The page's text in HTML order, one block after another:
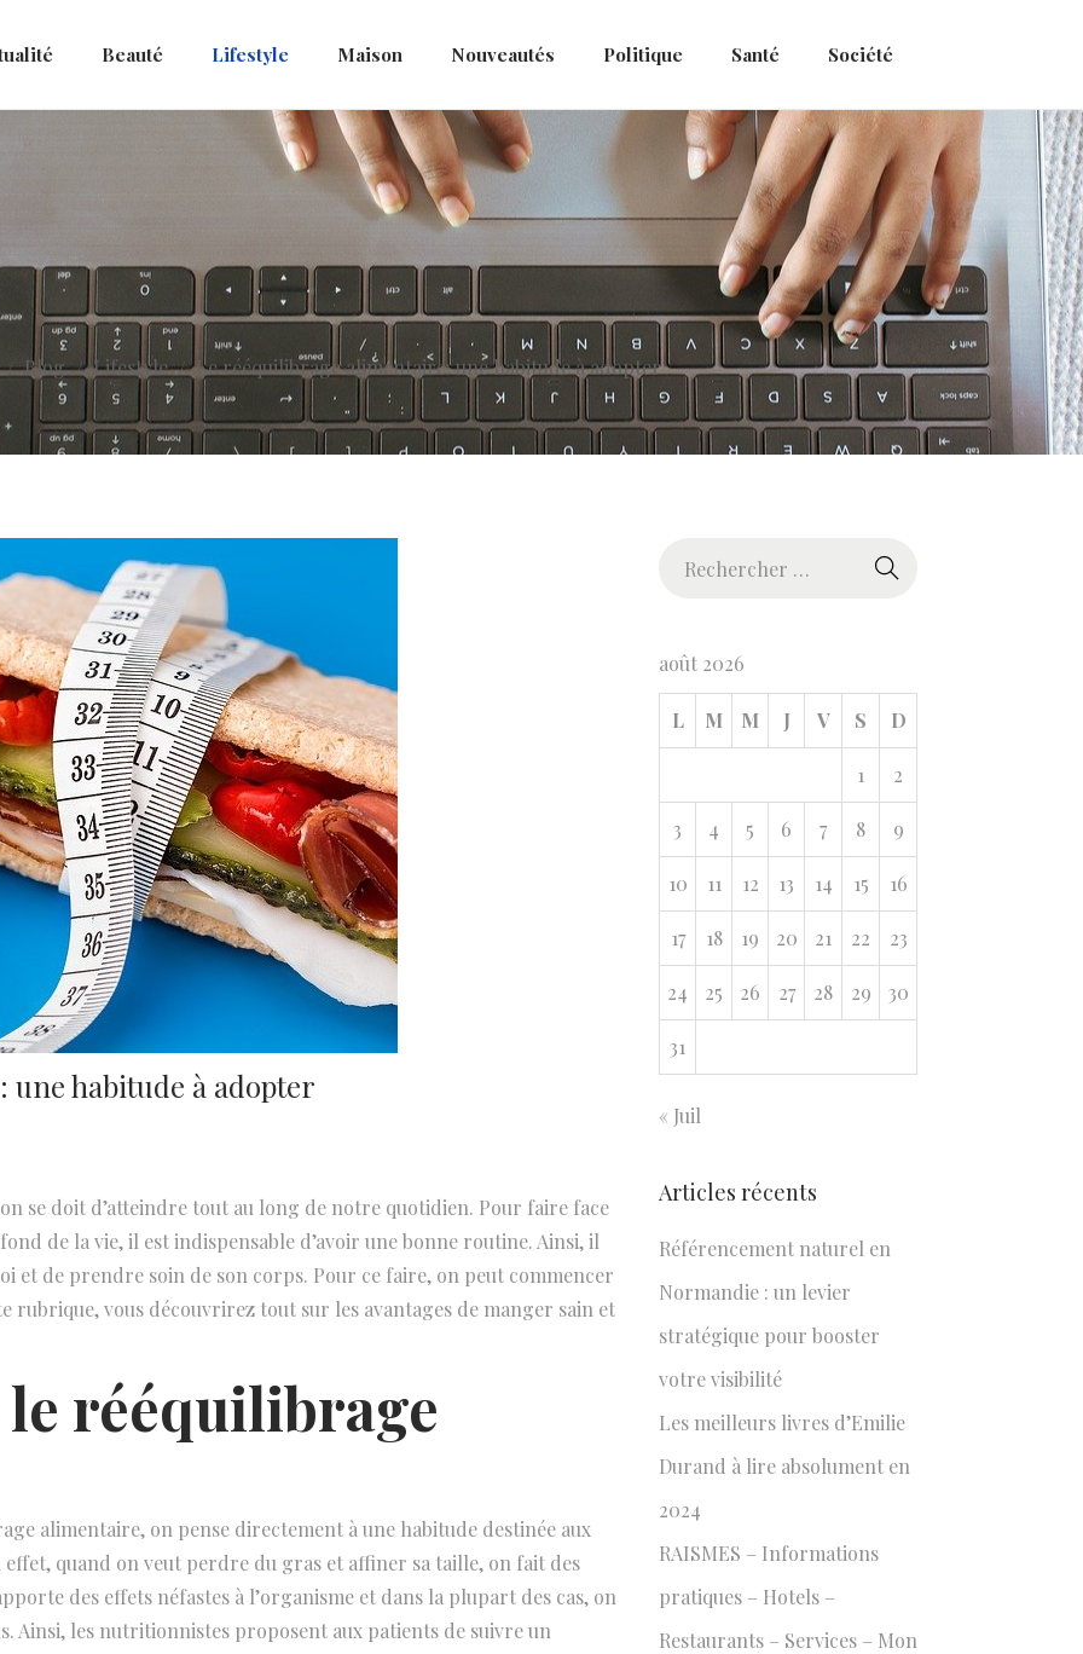
Beauté Lifestyle Maison Nouveautés Politique Santé Société
Blog Lifestyle Le rééquilibrage alimentaire: une habitude à adopter
habitude à adopter
se doit d’atteindre tout au long de notre quotidien. Pour faire face
de la vie, il est indispensable d’avoir une bonne routine. Ainsi, il
et de prendre soin de son corps. Pour ce faire, on peut commencer
rubrique, vous découvrirez tout sur les avantages de manger sain et
le rééquilibrage
alimentaire, on pense directement à une habitude destinée aux
quand on veut perdre du gras et affiner sa taille, on fait des
des effets néfastes à l’organisme et dans la plupart des cas, on
Ainsi, les nutritionnistes proposent aux patients de suivre un
h
e
c
r
u
août 2026
L M M J V S D
1 2
3 4 5 6 7 8 9
10 11 12 13 14 15 16
17 18 19 20 21 22 23
24 25 26 27 28 29 30
31
« Juil
Articles récents
Référencement naturel en
Normandie : un levier
stratégique pour booster
votre visibilité
Les meilleurs livres d’Emilie
Durand à lire absolument en
2024
RAISMES – Informations
pratiques – Hotels –
Restaurants – Services – Mon